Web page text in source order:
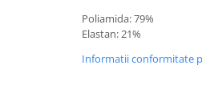
Poliamida: 79%
Elastan: 21%
Informatii conformitate